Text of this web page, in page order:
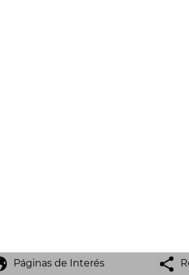
Páginas de Interés